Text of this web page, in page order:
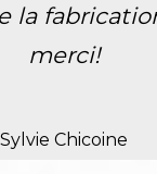
la
merci!
Sylvie Chicoine